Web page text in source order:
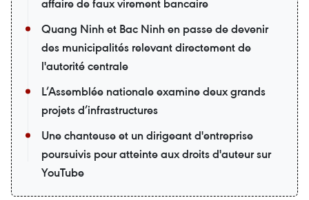
affaire de faux virement bancaire
Quang Ninh et Bac Ninh en passe de devenir
des municipalités relevant directement de
l'autorité centrale
L’Assemblée nationale examine deux grands
projets d’infrastructures
Une chanteuse et un dirigeant d'entreprise
poursuivis pour atteinte aux droits d'auteur sur
YouTube